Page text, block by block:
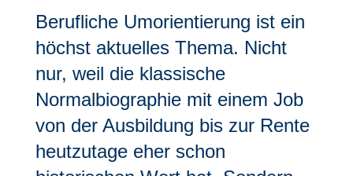
Berufliche Umorientierung ist ein
höchst aktuelles Thema. Nicht
nur, weil die klassische
Normalbiographie mit einem Job
von der Ausbildung bis zur Rente
heutzutage eher schon